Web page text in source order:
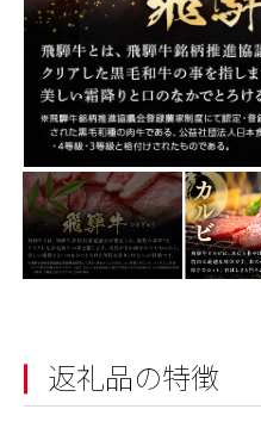
返礼品の特徴